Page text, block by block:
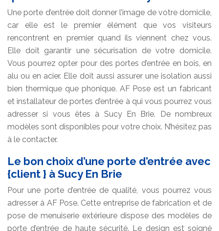
Une porte d’entrée doit donner l’image de votre domicile,
car elle est le premier élément que vos visiteurs
rencontrent en premier quand ils viennent chez vous.
Elle doit garantir une sécurisation de votre domicile.
Vous pourrez opter pour des portes d’entrée en bois, en
alu ou en acier. Elle doit aussi assurer une isolation aussi
bien thermique que phonique. AF Pose est un fabricant
et installateur de portes d’entrée à qui vous pourrez vous
adresser si vous êtes à Sucy En Brie. De nombreux
modèles sont disponibles pour votre choix. N’hésitez pas
à le contacter.
Le bon choix d’une porte d’entrée avec
{client } à Sucy En Brie
Pour une porte d’entrée de qualité, vous pourrez vous
adresser à AF Pose. Cette entreprise de fabrication et de
pose de menuiserie extérieure dispose des modèles de
porte d’entrée de haute sécurité. Le design est soigné